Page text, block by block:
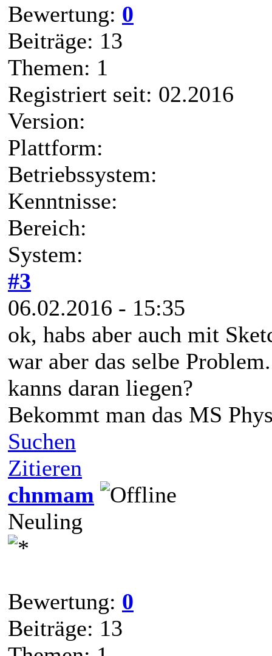
Bewertung: 0
Beiträge: 13
Themen: 1
Registriert seit: 02.2016
Version:
Plattform:
Betriebssystem:
Kenntnisse:
Bereich:
System:
#3
06.02.2016 - 15:35
ok, habs aber auch mit
war aber das selbe
kanns daran liegen?
Bekommt man das MS
Suchen
Zitieren
chnmam
Neuling
Bewertung: 0
Beiträge: 13